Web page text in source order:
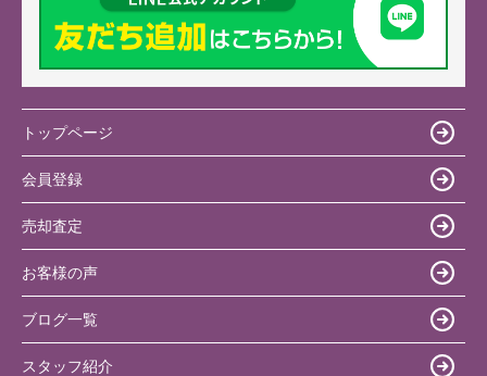
トップページ
会員登録
売却査定
お客様の声
ブログ一覧
スタッフ紹介